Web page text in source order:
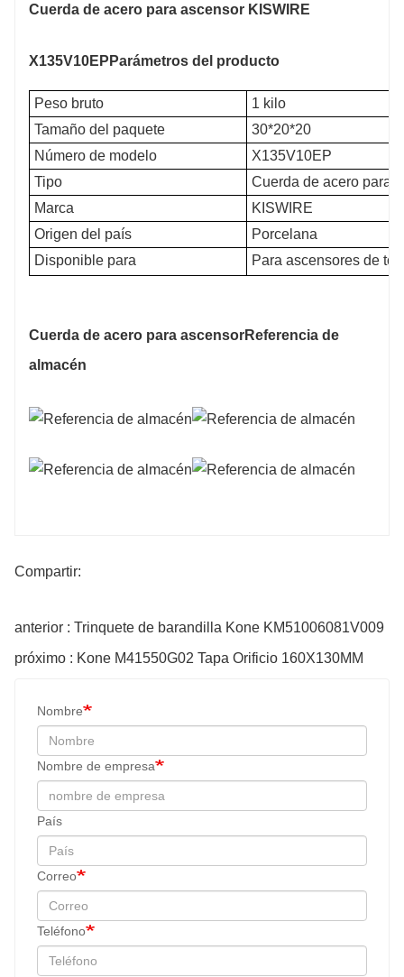
Cuerda de acero para ascensor KISWIRE
X135V10EP Parámetros del producto
Peso bruto
1 kilo
Tamaño del paquete
30*20*20
Número de modelo
X135V10EP
Tipo
Cuerda de acero para
Marca
KISWIRE
Origen del país
Porcelana
Disponible para
Para ascensores de
Cuerda de acero para ascensorReferencia de
almacén
Compartir:
anterior : Trinquete de barandilla Kone KM51006081V009
próximo : Kone M41550G02 Tapa Orificio 160X130MM
Nombre
Nombre de empresa
País
Correo
Teléfono